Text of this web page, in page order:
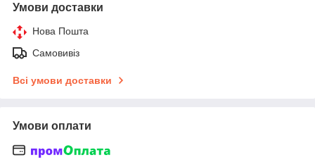
Умови доставки
Нова Пошта
Самовивіз
Всі умови доставки
Умови оплати